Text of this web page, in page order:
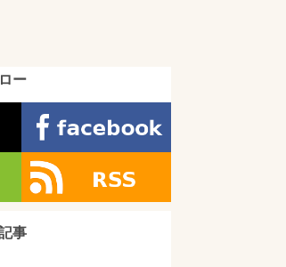
ー
事